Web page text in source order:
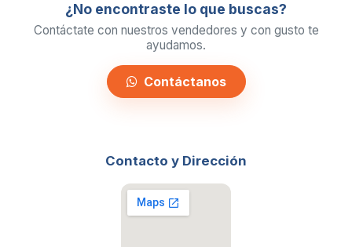
¿No encontraste lo que buscas?
Contáctate con nuestros vendedores y con gusto te
ayudamos.
Contáctanos
Contacto y Dirección